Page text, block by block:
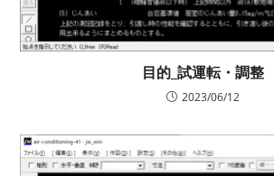
目的_試運転・調整
2023/06/12